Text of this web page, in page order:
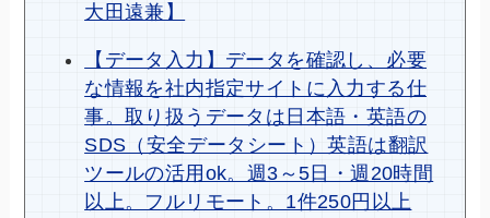
大田遠兼】
【データ入力】データを確認し、必要
な情報を社内指定サイトに入力する仕
事。取り扱うデータは日本語・英語の
SDS（安全データシート）英語は翻訳
ツールの活用ok。週3～5日・週20時間
以上。フルリモート。1件250円以上